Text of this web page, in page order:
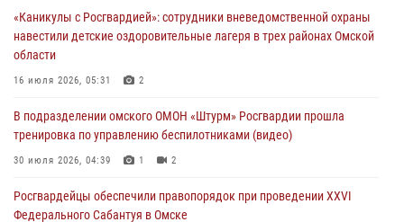
При содействии спецназа Росгвардии пресечены нарушения
миграционного законодательства в Омске (видео)
27 июля 2026, 07:54
Росгвардия обеспечила правопорядок на концерте группы IOWA в
Омске
27 июля 2026, 01:42
«Каникулы с Росгвардией»: сотрудники вневедомственной охраны
навестили детские оздоровительные лагеря в трех районах Омской
области
16 июля 2026, 05:31 2
В подразделении омского ОМОН «Штурм» Росгвардии прошла
тренировка по управлению беспилотниками (видео)
30 июля 2026, 04:39 1 2
Росгвардейцы обеcпечили правопорядок при проведении XXVI
Федерального Сабантуя в Омске